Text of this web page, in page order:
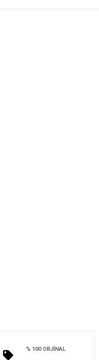
% 100 ORJİNAL